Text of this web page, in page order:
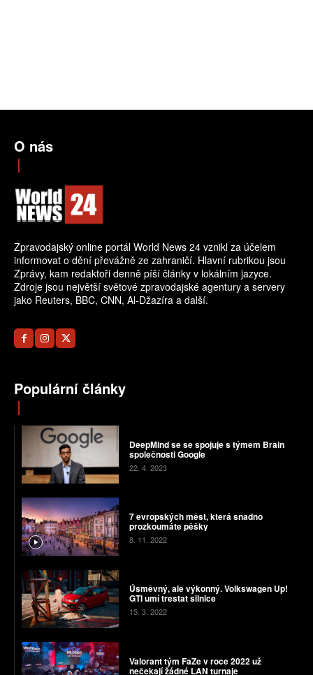
O nás
Zpravodajský online portál World News 24 vznikl za účelem
informovat o dění převážně ze zahraničí. Hlavní rubrikou jsou
Zprávy, kam redaktoři denně píší články v lokálním jazyce.
Zdroje jsou největší světové zpravodajské agentury a servery
jako Reuters, BBC, CNN, Al-Džazíra a další.
Populární články
DeepMind se se spojuje s týmem Brain
společnosti Google
22. 4. 2023
7 evropských měst, která snadno
prozkoumáte pěšky
8. 11. 2022
Úsměvný, ale výkonný. Volkswagen Up!
GTI umí trestat silnice
15. 3. 2022
Valorant tým FaZe v roce 2022 už
nečekají žádné LAN turnaje